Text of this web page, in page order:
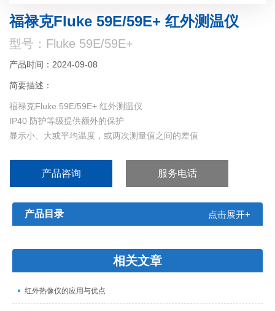
福禄克Fluke 59E/59E+ 红外测温仪
型号：Fluke 59E/59E+
产品时间：2024-09-08
简要描述：
福禄克Fluke 59E/59E+ 红外测温仪
IP40 防护等级提供额外的保护
显示小、大或平均温度，或两次测量值之间的差值
产品咨询 服务电话
产品目录 点击展开+
相关文章
红外热像仪的应用与优点